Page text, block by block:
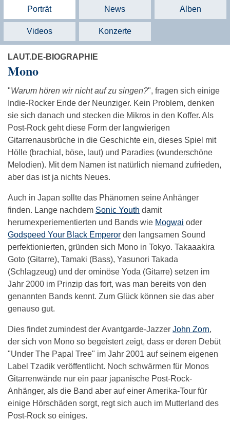
Porträt News Alben
Videos Konzerte
LAUT.DE-BIOGRAPHIE
Mono
"Warum hören wir nicht auf zu singen?", fragen sich einige
Indie-Rocker Ende der Neunziger. Kein Problem, denken
sie sich danach und stecken die Mikros in den Koffer. Als
Post-Rock geht diese Form der langwierigen
Gitarrenausbrüche in die Geschichte ein, dieses Spiel mit
Hölle (brachial, böse, laut) und Paradies (wunderschöne
Melodien). Mit dem Namen ist natürlich niemand zufrieden,
aber das ist ja nichts Neues.
Auch in Japan sollte das Phänomen seine Anhänger
finden. Lange nachdem Sonic Youth damit
herumexperiementierten und Bands wie Mogwai oder
Godspeed Your Black Emperor den langsamen Sound
perfektionierten, gründen sich Mono in Tokyo. Takaaakira
Goto (Gitarre), Tamaki (Bass), Yasunori Takada
(Schlagzeug) und der ominöse Yoda (Gitarre) setzen im
Jahr 2000 im Prinzip das fort, was man bereits von den
genannten Bands kennt. Zum Glück können sie das aber
genauso gut.
Dies findet zumindest der Avantgarde-Jazzer John Zorn,
der sich von Mono so begeistert zeigt, dass er deren Debüt
"Under The Papal Tree" im Jahr 2001 auf seinem eigenen
Label Tzadik veröffentlicht. Noch schwärmen für Monos
Gitarrenwände nur ein paar japanische Post-Rock-
Anhänger, als die Band aber auf einer Amerika-Tour für
einige Hörschäden sorgt, regt sich auch im Mutterland des
Post-Rock so einiges.